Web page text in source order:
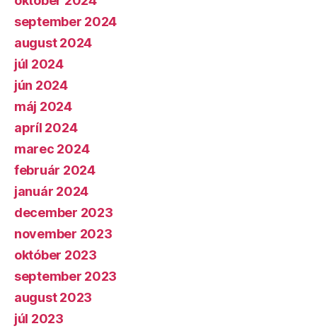
september 2024
august 2024
júl 2024
jún 2024
máj 2024
apríl 2024
marec 2024
február 2024
január 2024
december 2023
november 2023
október 2023
september 2023
august 2023
júl 2023